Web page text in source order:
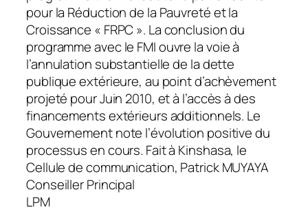
pour la Réduction de la Pauvreté et la
Croissance « FRPC ». La conclusion du
programme avec le FMI ouvre la voie à
l’annulation substantielle de la dette
publique extérieure, au point d’achèvement
projeté pour Juin 2010, et à l’accès à des
financements extérieurs additionnels. Le
Gouvernement note l’évolution positive du
processus en cours. Fait à Kinshasa, le
Cellule de communication, Patrick MUYAYA
Conseiller Principal
LPM